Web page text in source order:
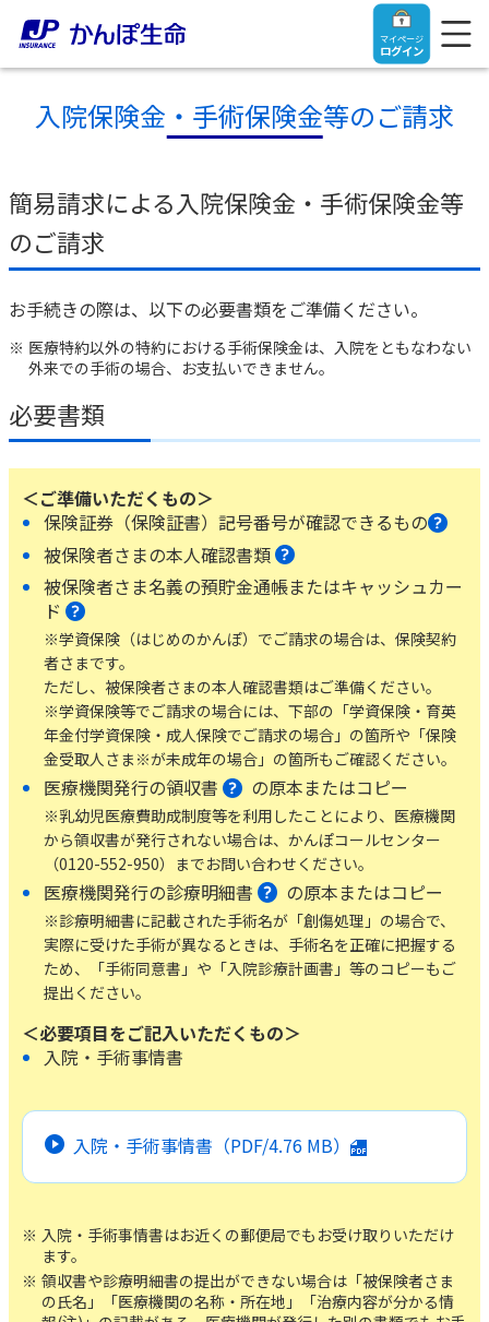
マイページ
ログイン
トップ
ご契約者さま
お手続き一覧
きっかけ・できごとから探す
マイページでできること
新規登録
ログイン
ご契約内容の確認
お客さまに関する情報等の確認の取り組み
各種サービス・お知らせ
かんぽプラチナライフサービス
ご契約のしおり・約款（Web約款）
保険用語集
保険をご検討中のお客さま
終身保険
養老保険
定期保険
学資保険
長寿支援保険
お見積りシミュレーション
資料請求
保険の探し方のポイント
保険かんたん診断
これからのライフイベントでかかる費用とは？
保険料のお払込方法
保険用語集
ちら
法人のお客さま向け商品一覧
目的から探す
お役立ち情報
かんぽ生命の団体取扱い
法人向け資料請求
お問い合わせ先
かんぽのLifeサポートナビ
保険
医療
お金
子育て
ライフプラン
健康情報
かんぽアプリ～かんぽの健康と安心を手のひらに～
すこやか健康ラボ
かんぽ生命について
かんぽ生命について
ご挨拶
経営理念・経営戦略
会社概要
財務情報
株主・投資家のみなさまへ
日本郵政グループとしての取り組み
採用情報
CM・オウンドメディア／ソーシャルメディア
かんぽブランド
かんぽ生命のサステナビリティ
よくあるご質問
お問い合わせ
サステナビリティ
株主・投資家のみなさまへ
採用情報
English
入院保険金・手術保険金等のご請求
簡易請求による入院保険金・手術保険金等
のご請求
お手続きの際は、以下の必要書類をご準備ください。
医療特約以外の特約における手術保険金は、入院をともなわない
外来での手術の場合、お支払いできません。
必要書類
＜ご準備いただくもの＞
保険証券（保険証書）記号番号が確認できるもの
被保険者さまの本人確認書類
被保険者さま名義の預貯金通帳またはキャッシュカー
ド
※学資保険（はじめのかんぽ）でご請求の場合は、保険契約
者さまです。
ただし、被保険者さまの本人確認書類はご準備ください。
※学資保険等でご請求の場合には、下部の「学資保険・育英
年金付学資保険・成人保険でご請求の場合」の箇所や「保険
金受取人さま※が未成年の場合」の箇所もご確認ください。
医療機関発行の領収書 の原本またはコピー
※乳幼児医療費助成制度等を利用したことにより、医療機関
から領収書が発行されない場合は、かんぽコールセンター
（0120-552-950）までお問い合わせください。
医療機関発行の診療明細書 の原本またはコピー
※診療明細書に記載された手術名が「創傷処理」の場合で、
実際に受けた手術が異なるときは、手術名を正確に把握する
ため、「手術同意書」や「入院診療計画書」等のコピーもご
提出ください。
＜必要項目をご記入いただくもの＞
入院・手術事情書
入院・手術事情書（PDF/4.76 MB）
入院・手術事情書はお近くの郵便局でもお受け取りいただけ
ます。
領収書や診療明細書の提出ができない場合は「被保険者さま
の氏名」「医療機関の名称・所在地」「治療内容が分かる情